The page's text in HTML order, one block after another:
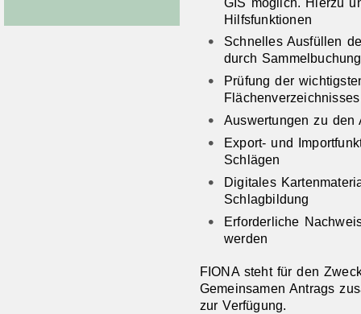
Hilfsfunktionen
Schnelles Ausfüllen
durch
Prüfung der
Flächenverzeichnisses
Auswertungen zu den
Export- und
Schlägen
Digitales
Schlagbildung
Erforderliche
werden
FIONA steht für den
Gemeinsamen Antrags
zur Verfügung.